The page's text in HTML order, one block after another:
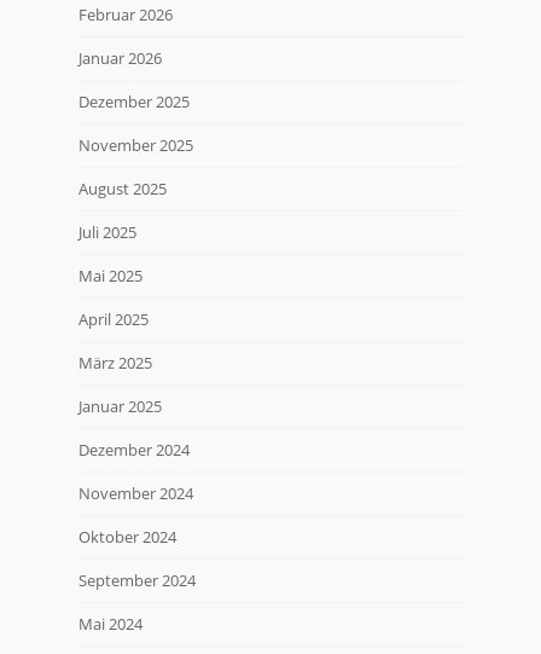
Februar 2026
Januar 2026
Dezember 2025
November 2025
August 2025
Juli 2025
Mai 2025
April 2025
März 2025
Januar 2025
Dezember 2024
November 2024
Oktober 2024
September 2024
Mai 2024